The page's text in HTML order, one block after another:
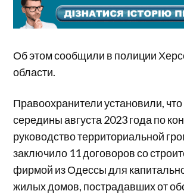
Об этом сообщили в полиции
области.
Правоохранители установили,
середины августа 2023 года по
руководство территориальной
заключило 11 договоров со
фирмой из Одессы для
жилых домов, пострадавших от